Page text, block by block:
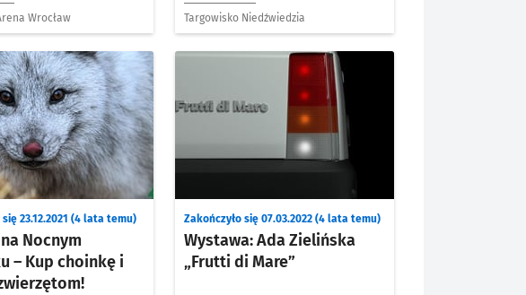
Wrocław Targowisko Niedźwiedzia
Nocnym
– Kup choinkę i
się 23.12.2021 (4 lata temu)
Wystawa: Ada Zielińska
„Frutti di Mare”
Zakończyło się 07.03.2022 (4 lata temu)